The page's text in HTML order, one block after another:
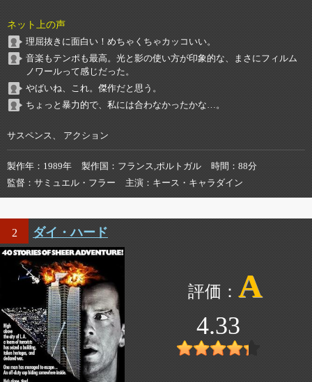
ネット上の声
理屈抜きに面白い！めちゃくちゃカッコいい。
音楽もテンポも最高。光と影の使い方が印象的な、まさにフィルム
ノワールって感じだった。
やばいね、これ。傑作だと思う。
ちょっと暴力的で、私には合わなかったかな…。
サスペンス、 アクション
製作年 1989年 製作国 フランス,ポルトガル 時間
88分
監督
サミュエル・フラー 主演 キース・キャラダイン
2 ダイ・ハード
A
4.33